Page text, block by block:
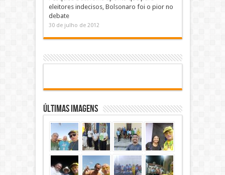
eleitores indecisos, Bolsonaro foi o pior no
debate
30 de julho de 2012
Últimas Imagens